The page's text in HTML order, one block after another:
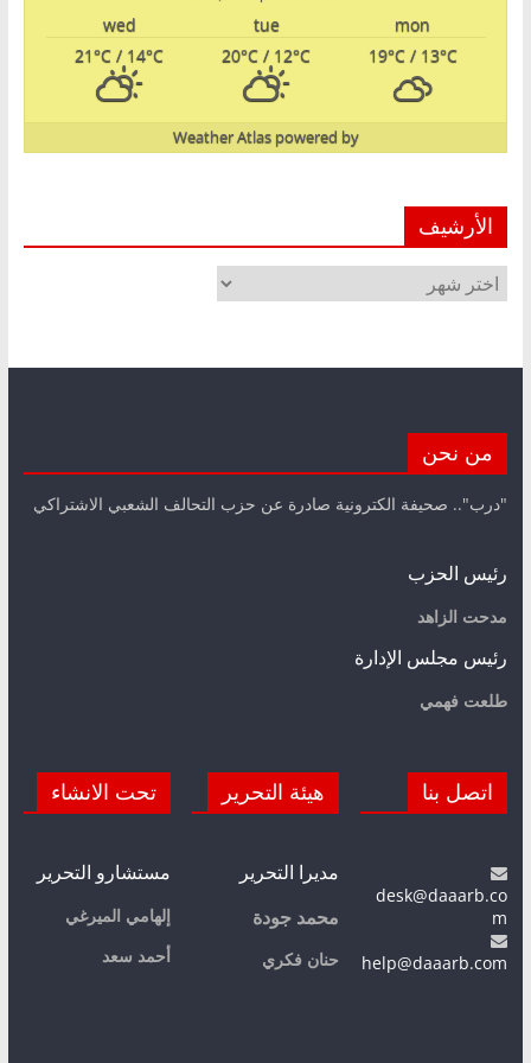
mon
tue
wed
19°C/ 13°C
20°C / 12°C
21°C / 14°C
powered by
Weather Atlas
الأرشيف
الأرشيف
من نحن
"درب".. صحيفة الكترونية صادرة عن حزب التحالف الشعبي الاشتراكي
رئيس الحزب
مدحت الزاهد
رئيس مجلس الإدارة
طلعت فهمي
اتصل بنا
desk@daaarb.co
m
help@daaarb.com
هيئة التحرير
مديرا التحرير
محمد جودة
حنان فكري
تحت الانشاء
مستشارو التحرير
إلهامي الميرغي
أحمد سعد